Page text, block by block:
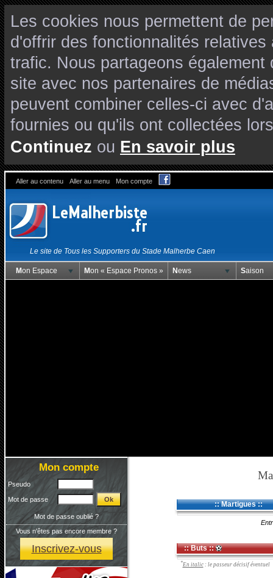
Les cookies nous permettent de
d'offrir des fonctionnalités
trafic. Nous partageons
site avec nos partenaires de
peuvent combiner celles-ci avec
fournies ou qu'ils ont collectées
Continuez ou En savoir plus
Aller au contenu Aller au menu Mon compte
Le site de Tous les Supporters du Stade Malherbe Caen
Mon Espace Mon « Espace Pronos » News Saison
Mon compte
Pseudo
Mot de passe
Mot de passe oublié ?
Vous n'êtes pas encore membre ?
Inscrivez-vous
:: Martigues ::
:: Buts ::
*En italic: le passeur décisif éventuel